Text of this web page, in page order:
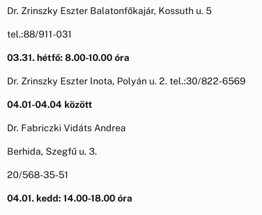
Dr. Zrinszky Eszter Balatonfőkajár, Kossuth u. 5
tel.:88/911-031
03.31. hétfő: 8.00-10.00 óra
Dr. Zrinszky Eszter lnota, Polyán u. 2. tel.:30/822-6569
04.01-04.04 között
Dr. Fabriczki Vidáts Andrea
Berhida, Szegfű u. 3.
20/568-35-51
04.01. kedd: 14.00-18.00 óra